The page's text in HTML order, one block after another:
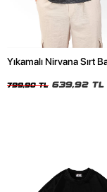
Yıkamalı Nirvana Sırt
799,90 TL 639,92 TL